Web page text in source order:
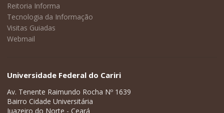
Reitoria Informa
Tecnologia da Informação
Visitas Guiadas
Webmail
Universidade Federal do Cariri
Av. Tenente Raimundo Rocha Nº 1639
Bairro Cidade Universitária
Juazeiro do Norte - Ceará